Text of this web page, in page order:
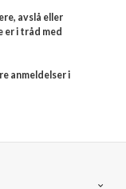
avslå eller
er i tråd med
anmeldelser i